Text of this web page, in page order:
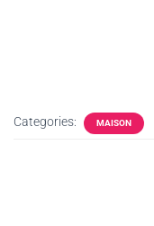
Categories: MAISON